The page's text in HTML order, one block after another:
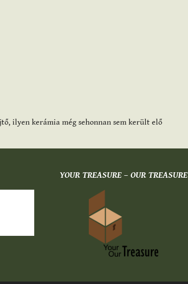
ilyen kerámia még sehonnan sem került elő
YOUR TREASURE – OUR TREASURE